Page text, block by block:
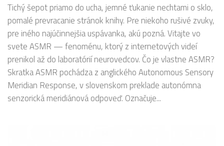
Tichý šepot priamo do ucha, jemné ťukanie nechtami o sklo,
pomalé prevracanie stránok knihy. Pre niekoho rušivé zvuky,
pre iného najúčinnejšia uspávanka, akú pozná. Vitajte vo
svete ASMR — fenoménu, ktorý z internetových videí
prenikol až do laboratórií neurovedcov. Čo je vlastne ASMR?
Skratka ASMR pochádza z anglického Autonomous Sensory
Meridian Response, v slovenskom preklade autonómna
senzorická meridiánová odpoveď. Označuje...